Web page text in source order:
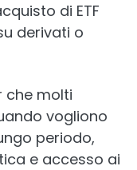
di ETF
derivati o
che molti
vogliono
periodo,
e accesso ai